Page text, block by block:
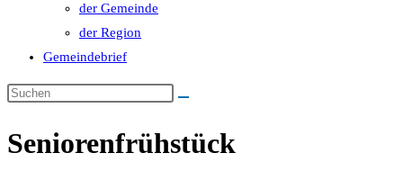
der Gemeinde
der Region
Gemeindebrief
Seniorenfrühstück